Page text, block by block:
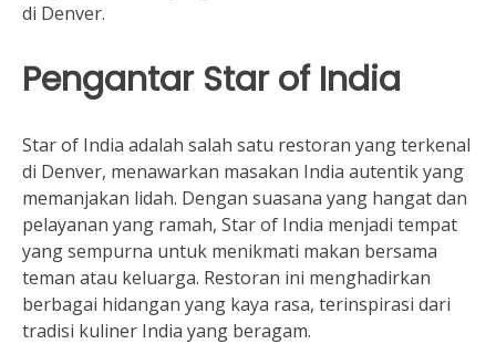
di Denver.
Pengantar Star of India
Star of India adalah salah satu restoran yang terkenal
di Denver, menawarkan masakan India autentik yang
memanjakan lidah. Dengan suasana yang hangat dan
pelayanan yang ramah, Star of India menjadi tempat
yang sempurna untuk menikmati makan bersama
teman atau keluarga. Restoran ini menghadirkan
berbagai hidangan yang kaya rasa, terinspirasi dari
tradisi kuliner India yang beragam.